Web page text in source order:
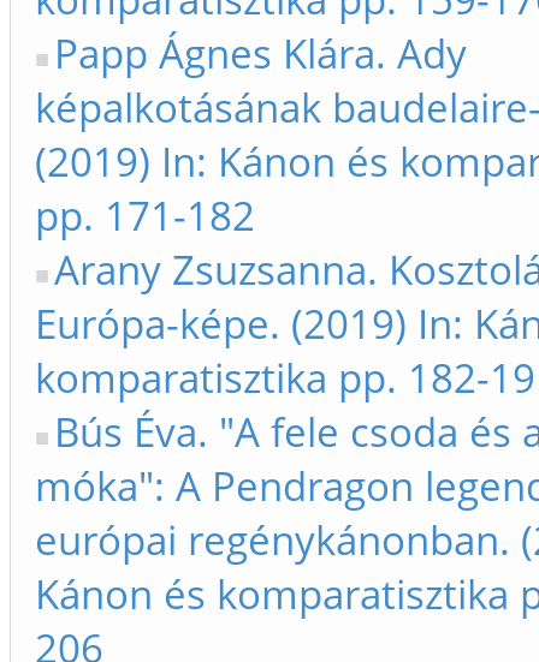
Papp Ágnes Klára. Ady
képalkotásának
(2019) In: Kánon és
pp. 171-182
Arany Zsuzsanna.
Európa-képe. (2019) In:
komparatisztika pp. 182-
Bús Éva. "A fele csoda és
móka": A Pendragon
európai regénykánonban.
Kánon és komparatisztika
206